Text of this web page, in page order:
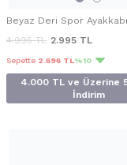
Beyaz Deri Spor Ayakkabı
4.995TL 2.995 TL
Sepette 2.696 TL%10
4.000 TL ve Üzerine
İndirim